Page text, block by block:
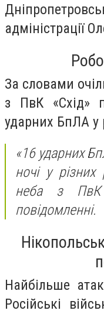
адміністрації
За словами
з ПвК «Схід»
ударних БпЛА у
«16 ударних
ночі у різних
неба з ПвК
повідомленні.
Найбільше
Російські